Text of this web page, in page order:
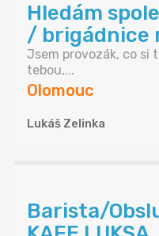
Hledám
/ brigádnice
Jsem provozák, co si
tebou,...
Olomouc
Lukáš Zelinka
Barista/